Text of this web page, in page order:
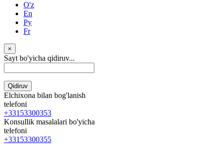
O'z
En
Ру
Fr
×
Sayt bo'yicha qidiruv...
Qidiruv
Elchixona bilan bog'lanish
telefoni
+33153300353
Konsullik masalalari bo'yicha
telefoni
+33153300355